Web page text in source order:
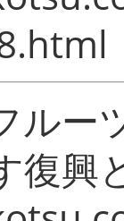
ー
復興